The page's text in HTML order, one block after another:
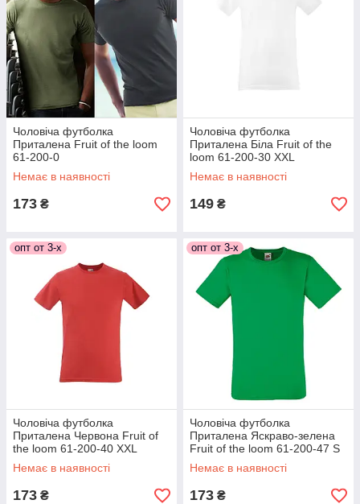
Чоловіча футболка
Приталена Fruit of the loom
61-200-0
Немає в наявності
173 ₴
Чоловіча футболка
Приталена Біла Fruit of the
loom 61-200-30 XXL
Немає в наявності
149 ₴
опт от 3-х
Чоловіча футболка
Приталена Червона Fruit of
the loom 61-200-40 XXL
Немає в наявності
173 ₴
опт от 3-х
Чоловіча футболка
Приталена Яскраво-зелена
Fruit of the loom 61-200-47 S
Немає в наявності
173 ₴